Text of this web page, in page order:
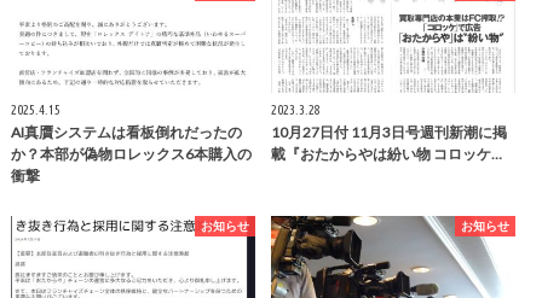
2025.4.15
AI真贋システムは看板倒れだったの
か？本部が偽物ロレックス6本購入の
衝撃
2023.3.28
10月27日付 11月3日号週刊新潮に掲
載『おたからやは紛い物 コロッケ…
お知らせ お知らせ